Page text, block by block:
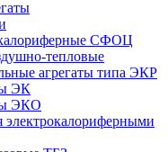
СФОЦ
тепловые
агрегаты типа ЭКР
ЭК
ЭКО